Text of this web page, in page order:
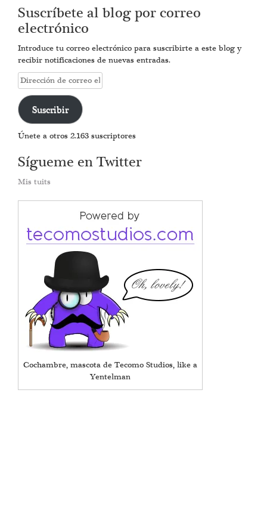
Suscríbete al blog por correo
electrónico
Introduce tu correo electrónico para suscribirte a este blog y
recibir notificaciones de nuevas entradas.
Dirección
de
correo
electrónico
Suscribir
Únete a otros 2.163 suscriptores
Sígueme en Twitter
Mis tuits
Cochambre, mascota de Tecomo Studios, like a
Yentelman